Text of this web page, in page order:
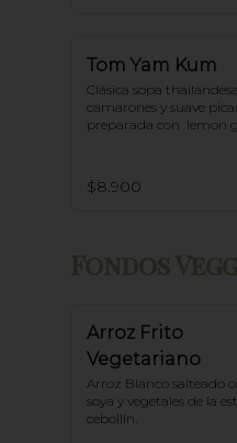
Tom Yam Kum
Clásica sopa
camarones y suave
preparada con  lemon
$8.900
Arroz Frito
Vegetariano
Arroz Blanco salteado
soya y vegetales de la
cebollín.